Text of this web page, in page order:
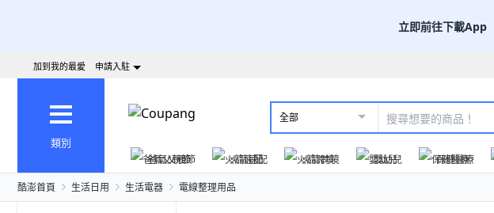
立即前往下載App
加到我的最愛 申請入駐
類別
全部
爸氣父親節
火箭速配 火箭跨境 嬰幼兒 保健醫療
酷澎首頁 生活日用 生活電器 電線整理用品